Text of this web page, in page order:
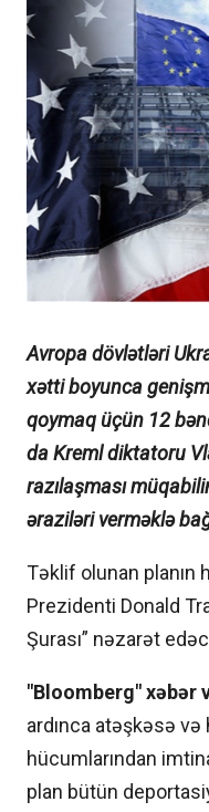
Avropa dövlətləri
xətti boyunca
qoymaq üçün 12
da Kreml diktatoru
razılaşması
əraziləri verməklə
Təklif olunan planın
Prezidenti Donald
Şurası” nəzarət
"Bloomberg" xəbər
ardınca atəşkəsə
hücumlarından
plan bütün